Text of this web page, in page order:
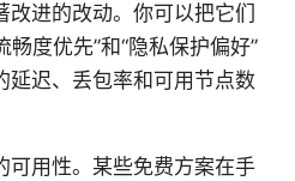
进的改动。你可以把它们
畅度优先”和“隐私保护偏好”
延迟、丢包率和可用节点数
可用性。某些免费方案在手